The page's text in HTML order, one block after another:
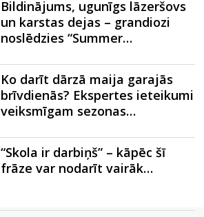
Bildinājums, ugunīgs lāzeršovs
un karstas dejas – grandiozi
noslēdzies “Summer…
Ko darīt dārzā maija garajās
brīvdienās? Ekspertes ieteikumi
veiksmīgam sezonas…
“Skola ir darbiņš” – kāpēc šī
frāze var nodarīt vairāk…